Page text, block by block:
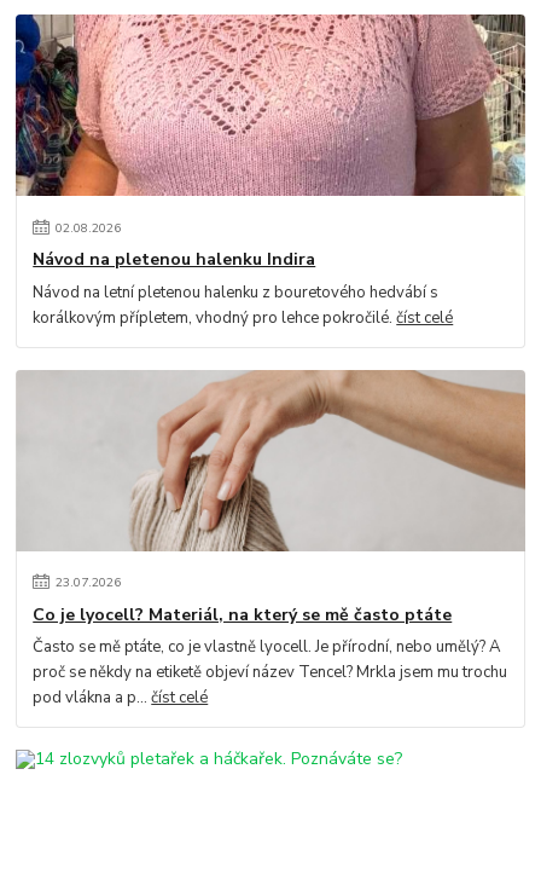
02.08.2026
Návod na pletenou halenku Indira
Návod na letní pletenou halenku z bouretového hedvábí s
korálkovým přípletem, vhodný pro lehce pokročilé.číst celé
23.07.2026
Co je lyocell? Materiál, na který se mě často ptáte
Často se mě ptáte, co je vlastně lyocell. Je přírodní, nebo umělý? A
proč se někdy na etiketě objeví název Tencel? Mrkla jsem mu trochu
pod vlákna a p...číst celé